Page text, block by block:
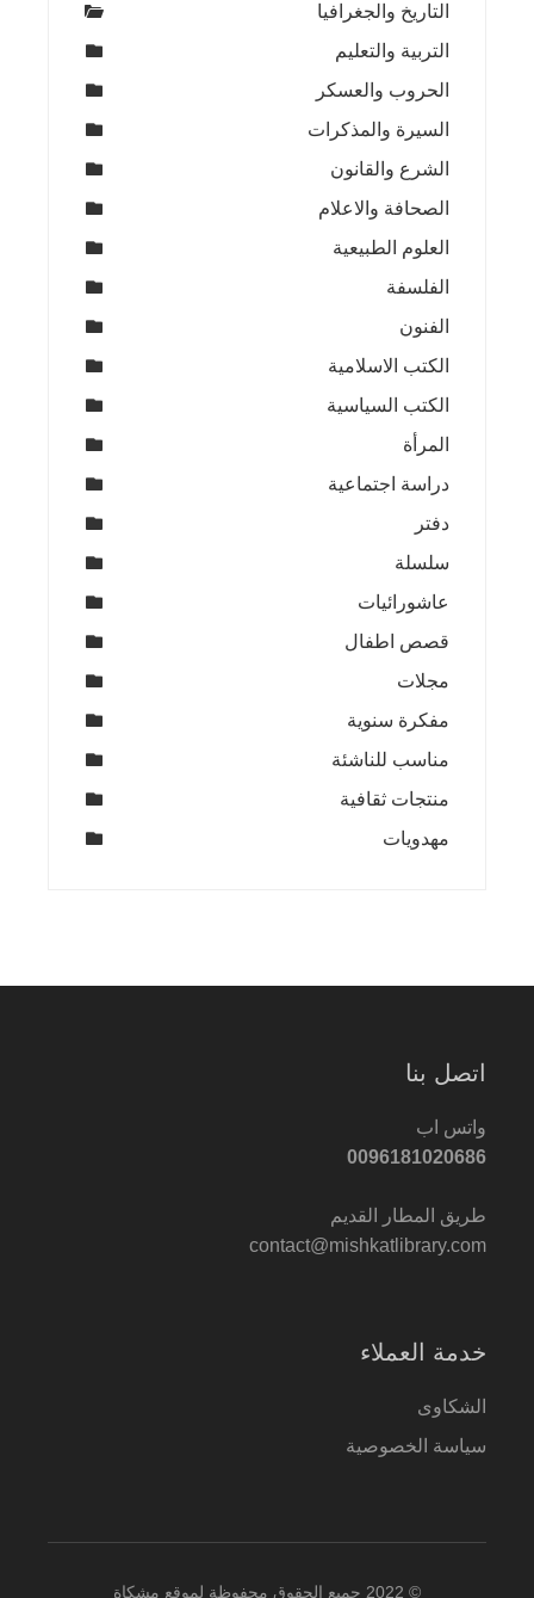
التاريخ والجغرافيا
التربية والتعليم
الحروب والعسكر
السيرة والمذكرات
الشرع والقانون
الصحافة والاعلام
العلوم الطبيعية
الفلسفة
الفنون
الكتب الاسلامية
الكتب السياسية
المرأة
دراسة اجتماعية
دفتر
سلسلة
عاشورائيات
قصص اطفال
مجلات
مفكرة سنوية
مناسب للناشئة
منتجات ثقافية
مهدويات
اتصل بنا
واتس اب
0096181020686
طريق المطار القديم
contact@mishkatlibrary.com
خدمة العملاء
الشكاوى
سياسة الخصوصية
© 2022 جميع الحقوق محفوظة لموقع مشكاة